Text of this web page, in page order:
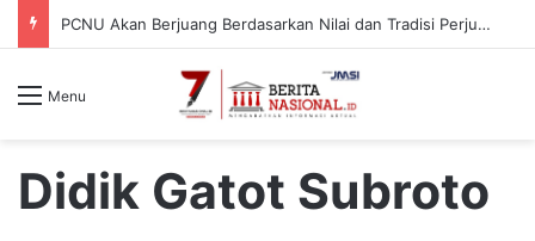
PCNU Akan Berjuang Berdasarkan Nilai dan Tradisi Perjuangan Para Kyai
Menu
Didik Gatot Subroto